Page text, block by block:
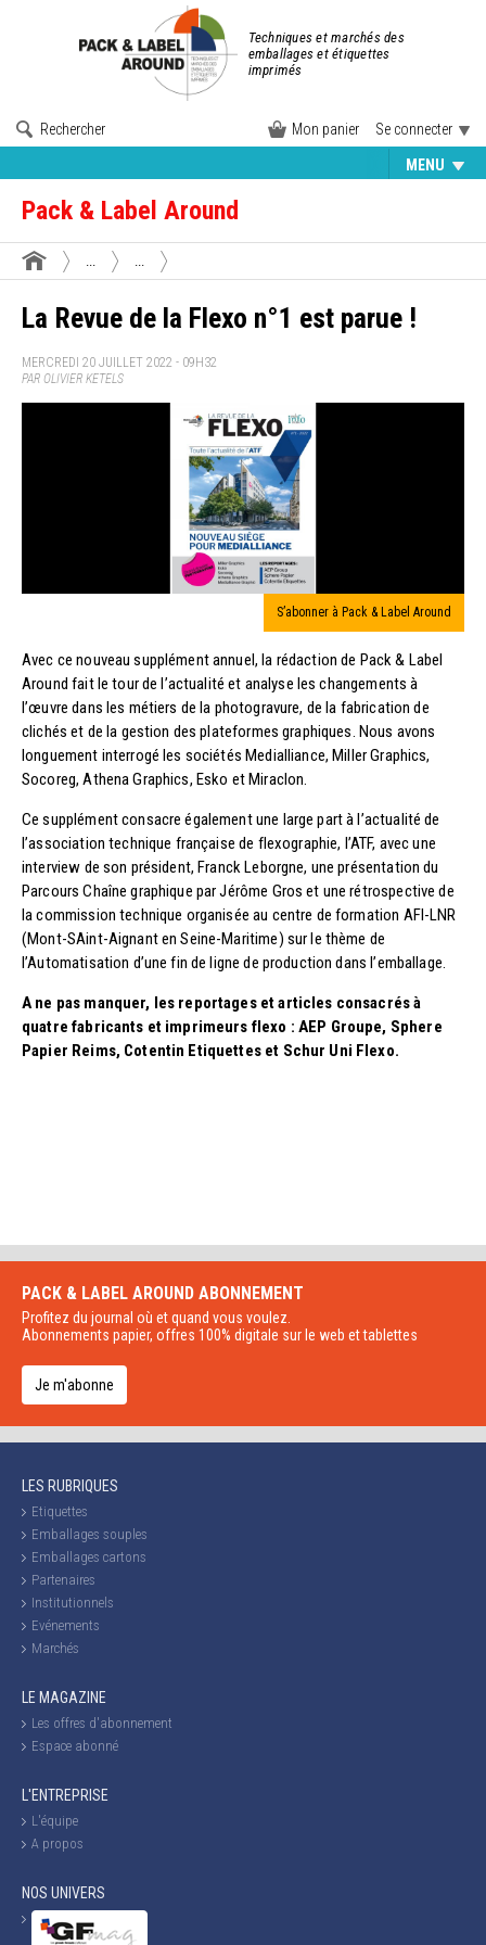
Techniques et marchés des
emballages et étiquettes
imprimés
Rechercher Mon panier Se connecter
MENU
Pack & Label Around
La Revue de la Flexo n°1 est parue !
MERCREDI 20 JUILLET 2022 - 09H32
PAR OLIVIER KETELS
S’abonner à Pack & Label Around
Avec ce nouveau supplément annuel, la rédaction de Pack & Label
Around fait le tour de l’actualité et analyse les changements à
l’œuvre dans les métiers de la photogravure, de la fabrication de
clichés et de la gestion des plateformes graphiques. Nous avons
longuement interrogé les sociétés Medialliance, Miller Graphics,
Socoreg, Athena Graphics, Esko et Miraclon.
Ce supplément consacre également une large part à l’actualité de
l’association technique française de flexographie, l’ATF, avec une
interview de son président, Franck Leborgne, une présentation du
Parcours Chaîne graphique par Jérôme Gros et une rétrospective de
la commission technique organisée au centre de formation AFI-LNR
(Mont-SAint-Aignant en Seine-Maritime) sur le thème de
l’Automatisation d’une fin de ligne de production dans l’emballage.
A ne pas manquer, les reportages et articles consacrés à
quatre fabricants et imprimeurs flexo : AEP Groupe, Sphere
Papier Reims, Cotentin Etiquettes et Schur Uni Flexo.
PACK & LABEL AROUND ABONNEMENT
Profitez du journal où et quand vous voulez.
Abonnements papier, offres 100% digitale sur le web et tablettes
Je m'abonne
LES RUBRIQUES
Etiquettes
Emballages souples
Emballages cartons
Partenaires
Institutionnels
Evénements
Marchés
LE MAGAZINE
Les offres d'abonnement
Espace abonné
L'ENTREPRISE
L'équipe
A propos
NOS UNIVERS